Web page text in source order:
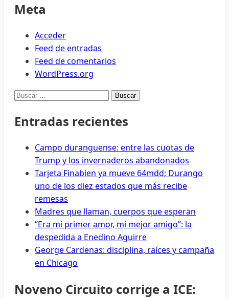
Meta
Acceder
Feed de entradas
Feed de comentarios
WordPress.org
Buscar:
Entradas recientes
Campo duranguense: entre las cuotas de
Trump y los invernaderos abandonados
Tarjeta Finabien ya mueve 64mdd; Durango
uno de los diez estados que más recibe
remesas
Madres que llaman, cuerpos que esperan
“Era mi primer amor, mi mejor amigo”: la
despedida a Enedino Aguirre
George Cardenas: disciplina, raíces y campaña
en Chicago
Noveno Circuito corrige a ICE: